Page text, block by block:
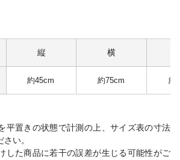
縦 横
約45cm 約75cm 約
平置きの状態で計測の上、サイズ表の寸法
い。
した商品に若干の誤差が生じる可能性がご